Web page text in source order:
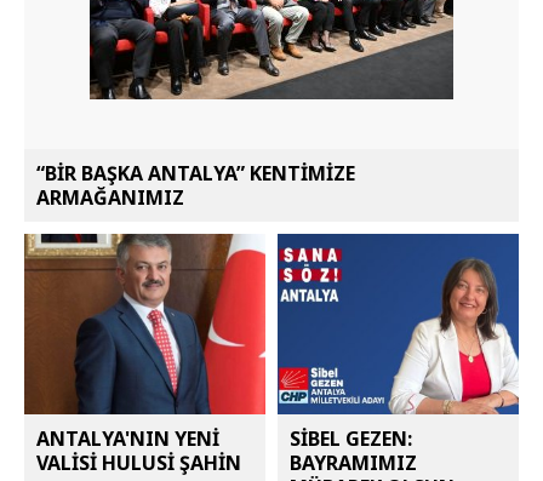
“BİR BAŞKA ANTALYA” KENTİMİZE
ARMAĞANIMIZ
ANTALYA'NIN YENİ
VALİSİ HULUSİ ŞAHİN
SİBEL GEZEN:
BAYRAMIMIZ